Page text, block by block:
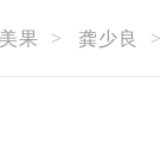
果 > 龚少良 >